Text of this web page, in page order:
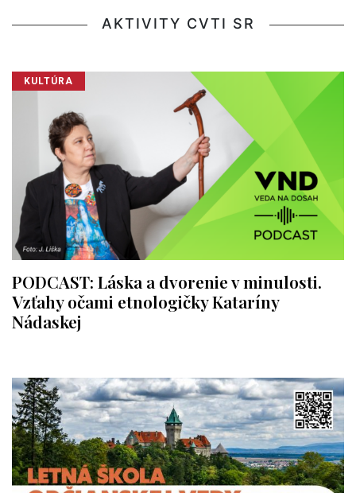
AKTIVITY CVTI SR
KULTÚRA
PODCAST: Láska a dvorenie v minulosti.
Vzťahy očami etnologičky Kataríny
Nádaskej